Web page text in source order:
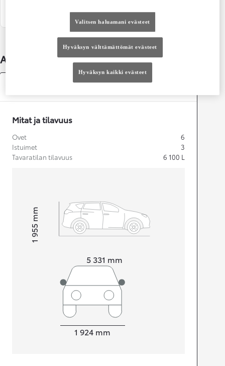
Auton lisätiedot
Mitat ja tilavuus
Ovet
6
Istuimet
3
Tavaratilan tilavuus
6 100 L
5 331 mm
Korkeus1 955
mm
1 924 mm
Valitsen haluamani evästeet
Hyväksyn välttämättömät evästeet
Hyväksyn kaikki evästeet